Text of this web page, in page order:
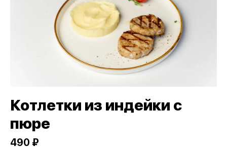
Котлетки из индейки с
пюре
490 ₽